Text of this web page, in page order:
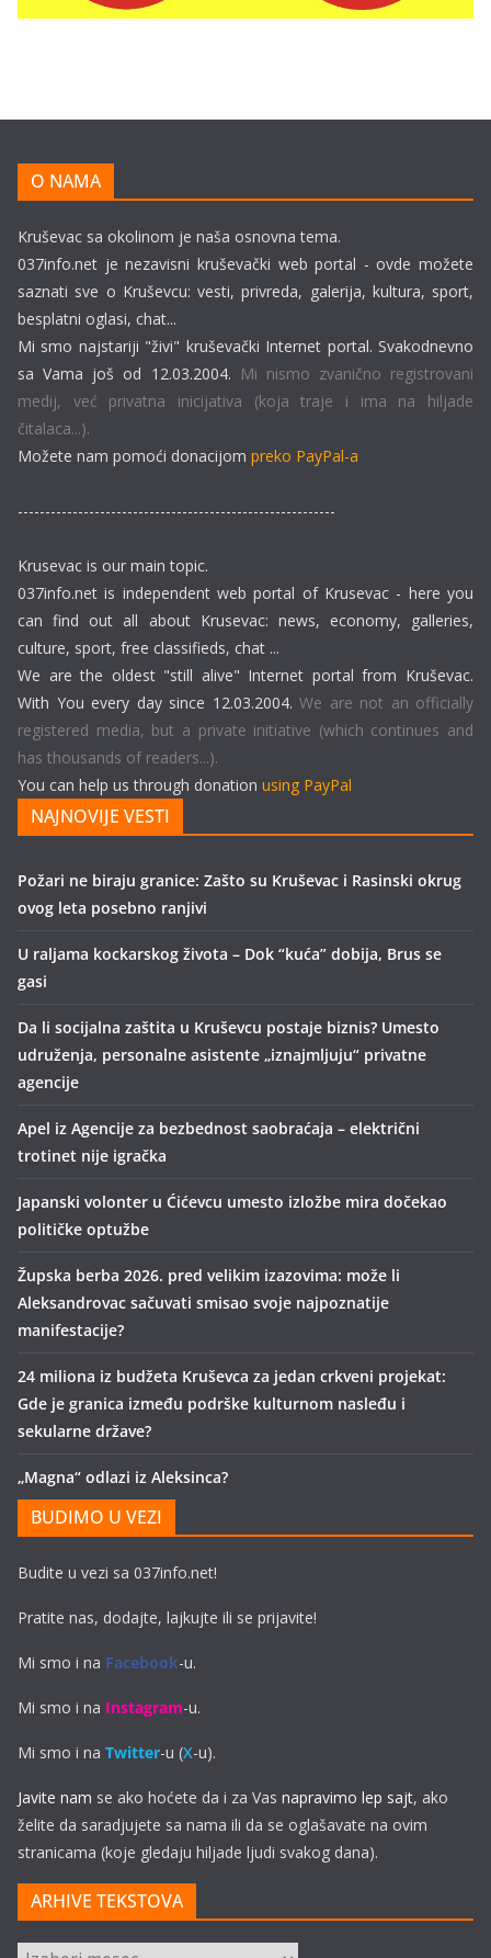
O NAMA
Kruševac sa okolinom je naša osnovna tema.
037info.net je nezavisni kruševački web portal - ovde možete
saznati sve o Kruševcu: vesti, privreda, galerija, kultura, sport,
besplatni oglasi, chat...
Mi smo najstariji "živi" kruševački Internet portal. Svakodnevno
sa Vama još od 12.03.2004. Mi nismo zvanično registrovani
medij, već privatna inicijativa (koja traje i ima na hiljade
čitalaca...).
Možete nam pomoći donacijom preko PayPal-a
----------------------------------------------------------
Krusevac is our main topic.
037info.net is independent web portal of Krusevac - here you
can find out all about Krusevac: news, economy, galleries,
culture, sport, free classifieds, chat ...
We are the oldest "still alive" Internet portal from Kruševac.
With You every day since 12.03.2004. We are not an officially
registered media, but a private initiative (which continues and
has thousands of readers...).
You can help us through donation using PayPal
NAJNOVIJE VESTI
Požari ne biraju granice: Zašto su Kruševac i Rasinski okrug
ovog leta posebno ranjivi
U raljama kockarskog života – Dok “kuća” dobija, Brus se
gasi
Da li socijalna zaštita u Kruševcu postaje biznis? Umesto
udruženja, personalne asistente „iznajmljuju“ privatne
agencije
Apel iz Agencije za bezbednost saobraćaja – električni
trotinet nije igračka
Japanski volonter u Ćićevcu umesto izložbe mira dočekao
političke optužbe
Župska berba 2026. pred velikim izazovima: može li
Aleksandrovac sačuvati smisao svoje najpoznatije
manifestacije?
24 miliona iz budžeta Kruševca za jedan crkveni projekat:
Gde je granica između podrške kulturnom nasleđu i
sekularne države?
„Magna“ odlazi iz Aleksinca?
BUDIMO U VEZI
Budite u vezi sa 037info.net!
Pratite nas, dodajte, lajkujte ili se prijavite!
Mi smo i na Facebook-u.
Mi smo i na Instagram-u.
Mi smo i na Twitter-u (X-u).
Javite nam se ako hoćete da i za Vas napravimo lep sajt, ako
želite da saradjujete sa nama ili da se oglašavate na ovim
stranicama (koje gledaju hiljade ljudi svakog dana).
ARHIVE TEKSTOVA